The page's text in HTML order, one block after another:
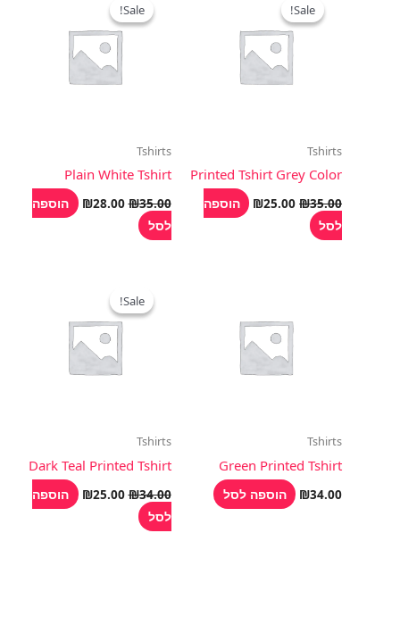
Sale!
Sale!
Tshirts
Printed Tshirt Grey Color
₪35.00
היה:
₪35.00.
₪25.00
₪25.00.
הוספה
לסל
Sale!
Sale!
Tshirts
Plain White Tshirt
₪35.00
היה:
₪35.00.
₪28.00
₪28.00.
הוספה
לסל
Tshirts
Green Printed Tshirt
₪34.00 הוספה לסל
Sale!
Sale!
Tshirts
Dark Teal Printed Tshirt
₪34.00
היה:
₪34.00.
₪25.00
₪25.00.
הוספה
לסל